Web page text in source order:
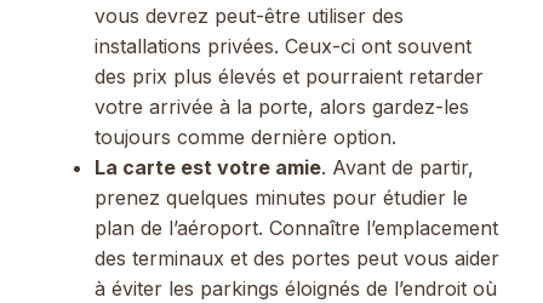
vous devrez peut-être utiliser des
installations privées. Ceux-ci ont souvent
des prix plus élevés et pourraient retarder
votre arrivée à la porte, alors gardez-les
toujours comme dernière option.
La carte est votre amie. Avant de partir,
prenez quelques minutes pour étudier le
plan de l’aéroport. Connaître l’emplacement
des terminaux et des portes peut vous aider
à éviter les parkings éloignés de l’endroit où